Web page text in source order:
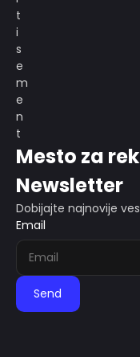
Mesto za
Newsletter
Dobijajte najnovije
Email
Send